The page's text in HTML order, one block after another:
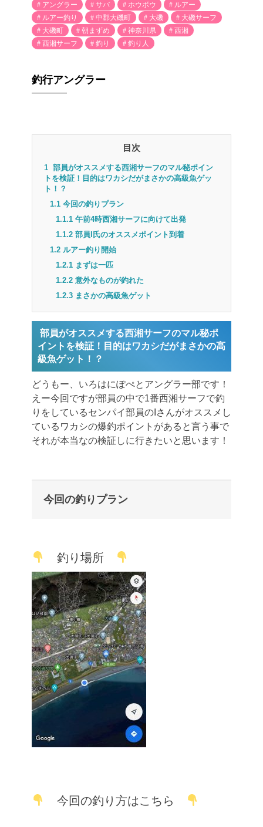
アングラー サバ ホウボウ
ルアー
ルアー釣り
中郡大磯町 大磯
大磯サーフ
大磯町
朝まずめ 神奈川県
西湘
西湘サーフ
釣り 釣り人
釣行アングラー
目次
1 部員がオススメする西湘サーフのマル秘ポイン
トを検証！目的はワカシだがまさかの高級魚ゲッ
ト！？
1.1 今回の釣りプラン
1.1.1 午前4時西湘サーフに向けて出発
1.1.2 部員I氏のオススメポイント到着
1.2 ルアー釣り開始
1.2.1 まずは一匹
1.2.2 意外なものが釣れた
1.2.3 まさかの高級魚ゲット
部員がオススメする西湘サーフのマル秘ポ
イントを検証！目的はワカシだがまさかの高
級魚ゲット！？
どうもー、いろはにぽぺとアングラー部です！
えー今回ですが部員の中で1番西湘サーフで釣
りをしているセンパイ部員のIさんがオススメし
ているワカシの爆釣ポイントがあると言う事で
それが本当なの検証しに行きたいと思います！
今回の釣りプラン
釣り場所
今回の釣り方はこちら